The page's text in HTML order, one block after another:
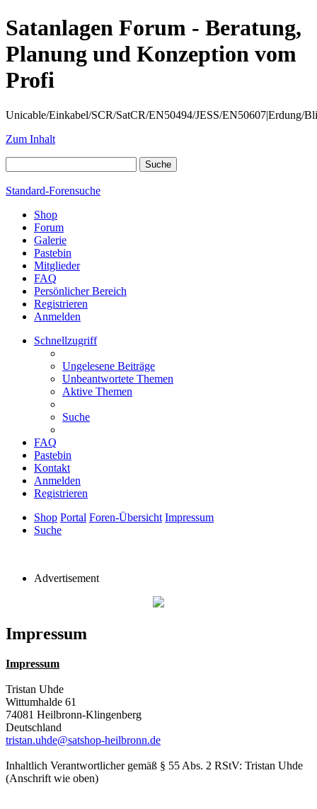
Satanlagen Forum - Beratung,
Planung und Konzeption vom
Profi
Unicable/Einkabel/SCR/SatCR/EN50494/JESS/EN50607|Erdung/
Zum Inhalt
Standard-Forensuche
Shop
Forum
Galerie
Pastebin
Mitglieder
FAQ
Persönlicher Bereich
Registrieren
Anmelden
Schnellzugriff
Ungelesene Beiträge
Unbeantwortete Themen
Aktive Themen
Suche
FAQ
Pastebin
Kontakt
Anmelden
Registrieren
Shop Portal Foren-Übersicht Impressum
Suche
Advertisement
Impressum
Impressum
Tristan Uhde
Wittumhalde 61
74081 Heilbronn-Klingenberg
Deutschland
tristan.uhde@satshop-heilbronn.de
Inhaltlich Verantwortlicher gemäß § 55 Abs. 2 RStV: Tristan Uhde
(Anschrift wie oben)